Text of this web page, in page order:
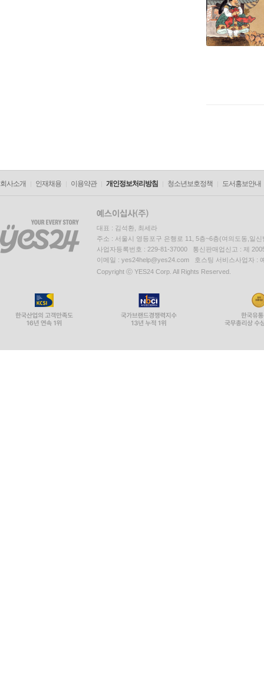
회사소개 인재채용 이용약관 개인정보처리방침 청소년보호정책 도서홍보안내
대표 : 김석환, 최세라
주소 : 서울시 영등포구 은행로 11, 5층~6층(여의도동,일신
사업자등록번호 : 229-81-37000 통신판매업신고 : 제
이메일 : yes24help@yes24.com 호스팅 서비스사업자 :
Copyright ⓒ YES24 Corp. All Rights Reserved.